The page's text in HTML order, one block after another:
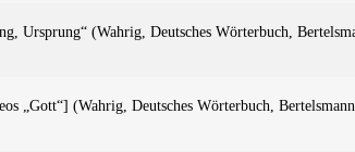
Ursprung“ (Wahrig, Deutsches Wörterbuch,
„Gott“] (Wahrig, Deutsches Wörterbuch,